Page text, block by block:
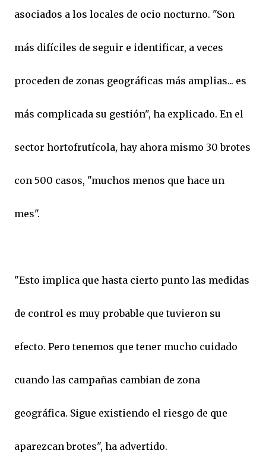
asociados a los locales de ocio nocturno. "Son
más difíciles de seguir e identificar, a veces
proceden de zonas geográficas más amplias... es
más complicada su gestión", ha explicado. En el
sector hortofrutícola, hay ahora mismo 30 brotes
con 500 casos, "muchos menos que hace un
mes".
"Esto implica que hasta cierto punto las medidas
de control es muy probable que tuvieron su
efecto. Pero tenemos que tener mucho cuidado
cuando las campañas cambian de zona
geográfica. Sigue existiendo el riesgo de que
aparezcan brotes", ha advertido.